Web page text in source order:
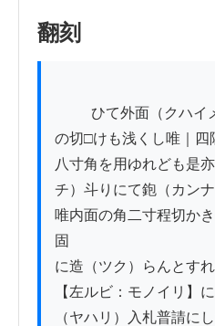
翻刻
の切□けも浅くし唯｜四
八寸角を用ゆれども是
チ）斗りにて鉋（カン
唯内面の角二寸程切か
固
に造（ツク）らんとす
【左ルビ：モノイリ】
（ヤハリ）入札普請に